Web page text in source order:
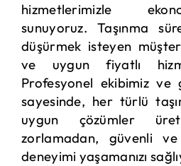
hizmetlerimizle
sunuyoruz. Taşınma
düşürmek isteyen
ve uygun fiyatlı
Profesyonel ekibimiz ve
sayesinde, her türlü
uygun çözümler
zorlamadan, güvenli ve
deneyimi yaşamanızı